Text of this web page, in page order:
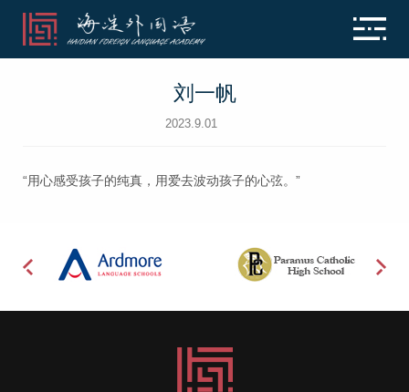
刘一帆
2023.9.01
“用心感受孩子的纯真，用爱去波动孩子的心弦。”